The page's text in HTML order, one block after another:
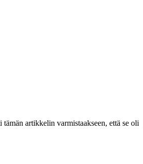
artikkelin varmistaakseen, että se oli